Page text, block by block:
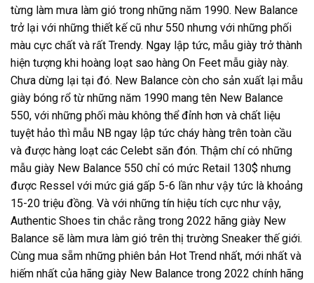
từng làm mưa làm gió trong những năm 1990. New Balance
trở lại với những thiết kế cũ như 550 nhưng với những phối
màu cực chất và rất Trendy. Ngay lập tức, mẫu giày trở thành
hiện tượng khi hoàng loạt sao hàng On Feet mẫu giày này.
Chưa dừng lại tại đó. New Balance còn cho sản xuất lại mẫu
giày bóng rổ từ những năm 1990 mang tên New Balance
550, với những phối màu không thể đỉnh hơn và chất liệu
tuyệt hảo thì mẫu NB ngay lập tức cháy hàng trên toàn cầu
và được hàng loạt các Celebt săn đón. Thậm chí có những
mẫu giày New Balance 550 chỉ có mức Retail 130$ nhưng
được Ressel với mức giá gấp 5-6 lần như vậy tức là khoảng
15-20 triệu đồng. Và với những tín hiệu tích cực như vậy,
Authentic Shoes tin chắc rằng trong 2022 hãng giày New
Balance sẽ làm mưa làm gió trên thị trường Sneaker thế giới.
Cùng mua sẵm những phiên bản Hot Trend nhất, mới nhất và
hiếm nhất của hãng giày New Balance trong 2022 chính hãng